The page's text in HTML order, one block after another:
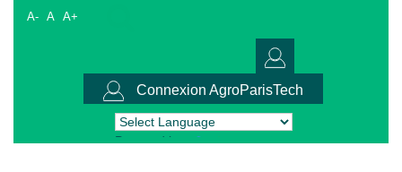
A- A A+
Connexion AgroParisTech
Powered by Translate